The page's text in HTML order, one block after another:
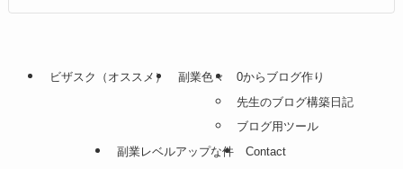
ビザスク（オススメ） 副業色々
0からブログ作り
先生のブログ構築日記
ブログ用ツール
副業レベルアップな件
Contact